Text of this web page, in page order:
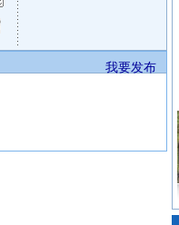
我要发布